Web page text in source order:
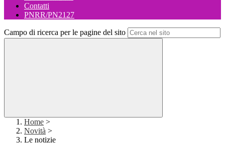
Contatti
PNRR/PN2127
Campo di ricerca per le pagine del sito
Home >
Novità >
Le notizie